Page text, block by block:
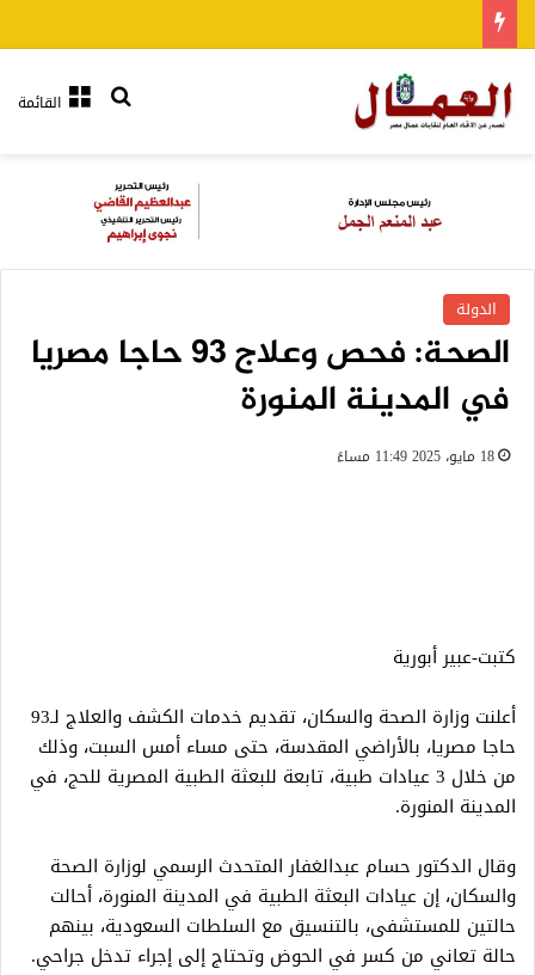
القائمةبحث عن
الدولة
الصحة: فحص وعلاج 93 حاجا مصريا
في المدينة المنورة
18 مايو، 2025 11:49 مساءً
كتبت-عبير أبورية
أعلنت وزارة الصحة والسكان، تقديم خدمات الكشف والعلاج لـ93
حاجا مصريا، بالأراضي المقدسة، حتى مساء أمس السبت، وذلك
من خلال 3 عيادات طبية، تابعة للبعثة الطبية المصرية للحج، في
المدينة المنورة.
وقال الدكتور حسام عبدالغفار المتحدث الرسمي لوزارة الصحة
والسكان، إن عيادات البعثة الطبية في المدينة المنورة، أحالت
حالتين للمستشفى، بالتنسيق مع السلطات السعودية، بينهم
حالة تعاني من كسر في الحوض وتحتاج إلى إجراء تدخل جراحي.